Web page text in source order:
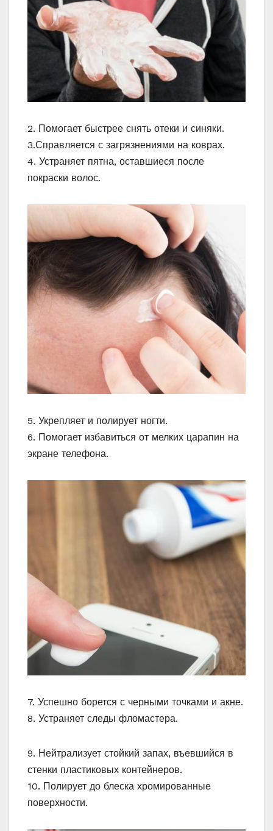
2. Помогает быстрее снять отеки и синяки.
3.Справляется с загрязнениями на коврах.
4. Устраняет пятна, оставшиеся после
покраски волос.
5. Укрепляет и полирует ногти.
6. Помогает избавиться от мелких царапин на
экране телефона.
7. Успешно борется с черными точками и акне.
8. Устраняет следы фломастера.
9. Нейтрализует стойкий запах, въевшийся в
стенки пластиковых контейнеров.
10. Полирует до блеска хромированные
поверхности.